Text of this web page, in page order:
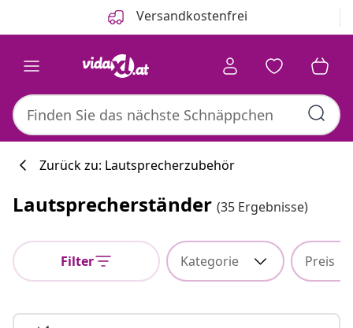
Versandkostenfrei
Zurück zu: Lautsprecherzubehör
Lautsprecherständer (35 Ergebnisse)
Filter Kategorie Preis